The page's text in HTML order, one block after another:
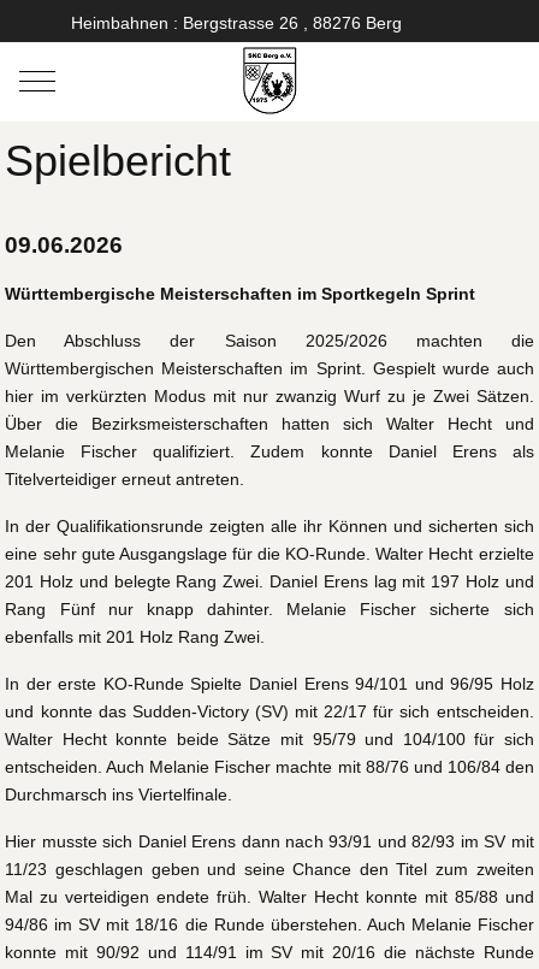
Heimbahnen : Bergstrasse 26 , 88276 Berg
Mobile Menu Toggle
Spielbericht
09.06.2026
Württembergische Meisterschaften im Sportkegeln Sprint
Den Abschluss der Saison 2025/2026 machten die
Württembergischen Meisterschaften im Sprint. Gespielt wurde auch
hier im verkürzten Modus mit nur zwanzig Wurf zu je Zwei Sätzen.
Über die Bezirksmeisterschaften hatten sich Walter Hecht und
Melanie Fischer qualifiziert. Zudem konnte Daniel Erens als
Titelverteidiger erneut antreten.
In der Qualifikationsrunde zeigten alle ihr Können und sicherten sich
eine sehr gute Ausgangslage für die KO-Runde. Walter Hecht erzielte
201 Holz und belegte Rang Zwei. Daniel Erens lag mit 197 Holz und
Rang Fünf nur knapp dahinter. Melanie Fischer sicherte sich
ebenfalls mit 201 Holz Rang Zwei.
In der erste KO-Runde Spielte Daniel Erens 94/101 und 96/95 Holz
und konnte das Sudden-Victory (SV) mit 22/17 für sich entscheiden.
Walter Hecht konnte beide Sätze mit 95/79 und 104/100 für sich
entscheiden. Auch Melanie Fischer machte mit 88/76 und 106/84 den
Durchmarsch ins Viertelfinale.
Hier musste sich Daniel Erens dann nach 93/91 und 82/93 im SV mit
11/23 geschlagen geben und seine Chance den Titel zum zweiten
Mal zu verteidigen endete früh. Walter Hecht konnte mit 85/88 und
94/86 im SV mit 18/16 die Runde überstehen. Auch Melanie Fischer
konnte mit 90/92 und 114/91 im SV mit 20/16 die nächste Runde